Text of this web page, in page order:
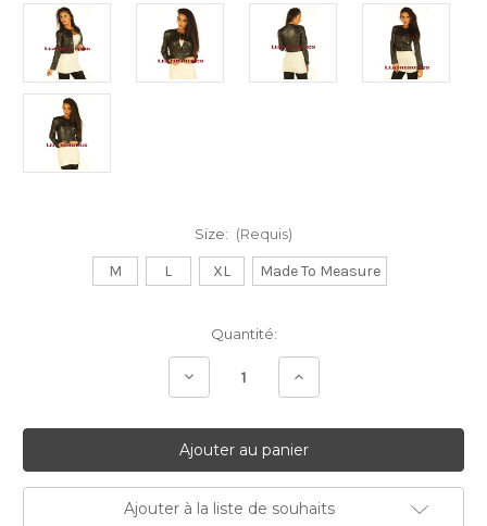
Size: (Requis)
M L XL Made To Measure
Quantité:
Diminuer Augmenter
Ajouter à la liste de souhaits